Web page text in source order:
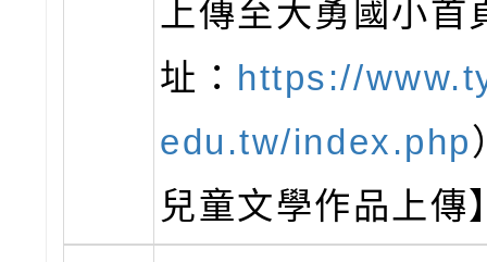
上傳至大勇國小首
址： https://
edu.tw/index.php
兒童文學作品上傳